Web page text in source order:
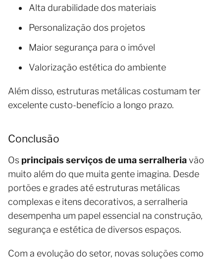
Alta durabilidade dos materiais
Personalização dos projetos
Maior segurança para o imóvel
Valorização estética do ambiente
Além disso, estruturas metálicas costumam ter
excelente custo-benefício a longo prazo.
Conclusão
Os principais serviços de uma serralheriavão
muito além do que muita gente imagina. Desde
portões e grades até estruturas metálicas
complexas e itens decorativos, a serralheria
desempenha um papel essencial na construção,
segurança e estética de diversos espaços.
Com a evolução do setor, novas soluções como